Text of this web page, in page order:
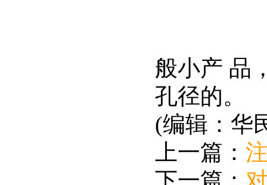
般小产 品
孔径的。
(编辑：华
上一篇：
下一篇：